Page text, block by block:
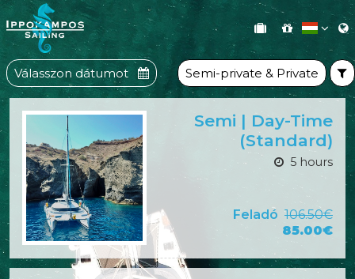
Válasszon dátumot Semi-private & Private
Semi | Day-Time
(Standard)
5 hours
Feladó 106.50€
85.00€